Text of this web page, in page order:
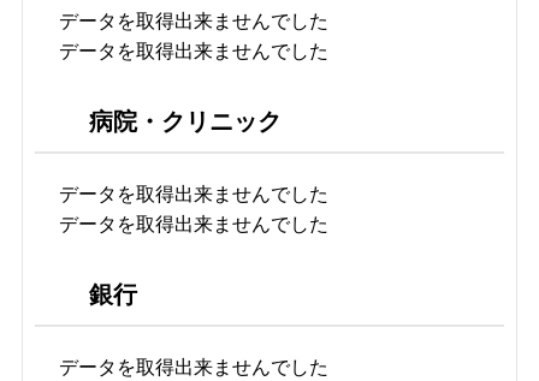
データを取得出来ませんでした
データを取得出来ませんでした
病院・クリニック
データを取得出来ませんでした
データを取得出来ませんでした
銀行
データを取得出来ませんでした